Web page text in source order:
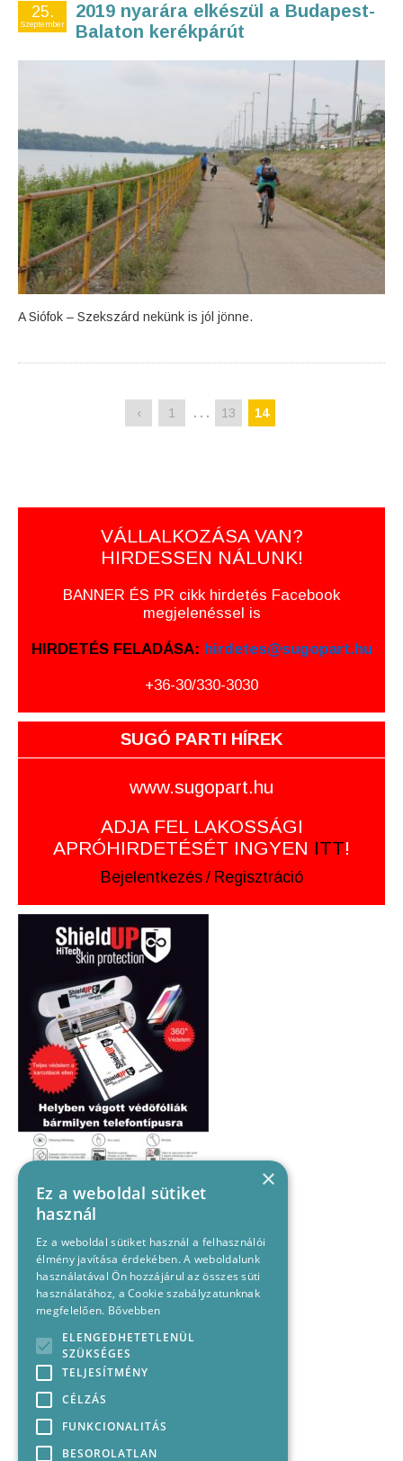
25.
Szeptember
2019 nyarára elkészül a Budapest-
Balaton kerékpárút
A Siófok – Szekszárd nekünk is jól jönne.
‹ 1 … 13 14
VÁLLALKOZÁSA VAN?
HIRDESSEN NÁLUNK!
BANNER ÉS PR cikk hirdetés Facebook
megjelenéssel is
HIRDETÉS FELADÁSA: hirdetes@sugopart.hu
+36-30/330-3030
SUGÓ PARTI HÍREK
www.sugopart.hu
ADJA FEL LAKOSSÁGI
APRÓHIRDETÉSÉT INGYEN ITT!
Bejelentkezés / Regisztráció
×
Ez a weboldal sütiket
használ
Ez a weboldal sütiket használ a felhasználói
élmény javítása érdekében. A weboldalunk
használatával Ön hozzájárul az összes süti
használatához, a Cookie szabályzatunknak
megfelelően. Bővebben
ELENGEDHETETLENÜL
SZÜKSÉGES
TELJESÍTMÉNY
CÉLZÁS
FUNKCIONALITÁS
BESOROLATLAN